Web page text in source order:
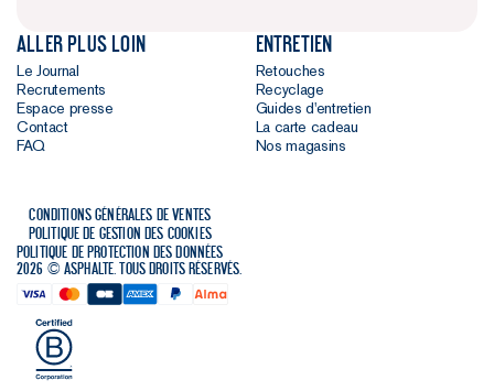
Aller plus loin
Le Journal
Recrutements
Espace presse
Contact
FAQ
Entretien
Retouches
Recyclage
Guides d'entretien
La carte cadeau
Nos magasins
Conditions générales de ventes
Politique de gestion des cookies
Politique de protection des données
2026 © Asphalte. Tous droits réservés.